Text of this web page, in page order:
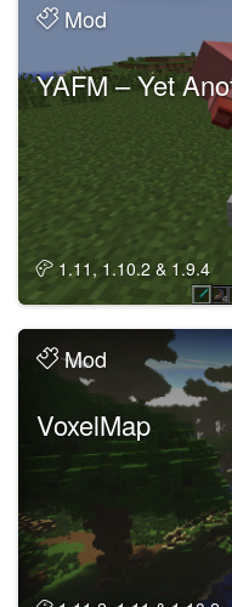
Mod
YAFM – Yet
1.11, 1.10.2 & 1.9.4
Mod
VoxelMap